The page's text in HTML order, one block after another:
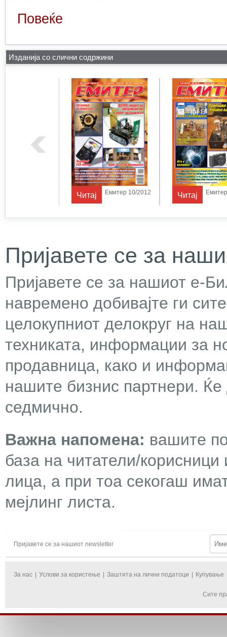
Повеќе
Изданија со слични содржини
Читај Емитер 10/2012 Читај
Пријавете се за
Пријавете се за нашиот е-
навремено добивајте ги
целокупниот делокруг на
техниката, информации за
продавница, како и
нашите бизнис партнери.
седмично.
Важна напомена: вашите
база на читатели/
лица, а при тоа секогаш
мејлинг листа.
Пријавете се за нашиот newsletter
За нас Услови за користење Заштита на лични податоци Купување
Сите